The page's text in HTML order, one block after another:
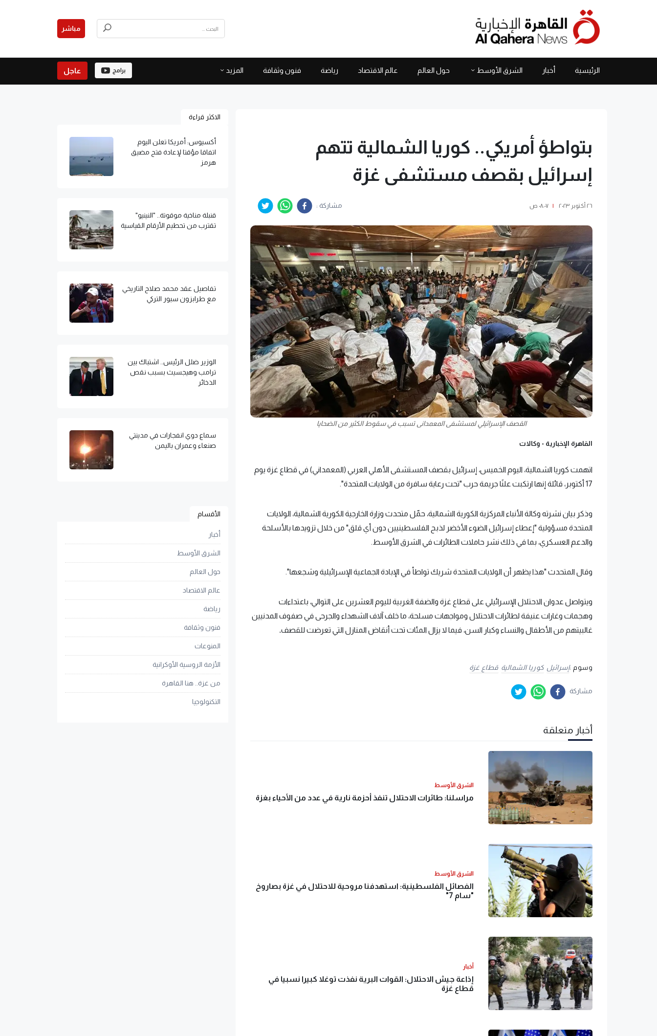
مباشر
الرئيسية أخبار الشرق الأوسط حول العالم عالم الاقتصاد رياضة فنون وثقافة المزيد برامج عاجل
بتواطؤ أمريكي.. كوريا الشمالية تتهم
إسرائيل بقصف مستشفى غزة
٢٦ أكتوبر ٢٠٢٣ | ٠٨:٠٧ ص مشاركة :
القصف الإسرائيلي لمستشفى المعمدانى تسبب في سقوط الكثير من الضحايا
القاهرة الإخبارية - وكالات
اتهمت كوريا الشمالية، اليوم الخميس، إسرائيل بقصف المستشفى الأهلي العربي (المعمداني) في قطاع غزة يوم
17 أكتوبر، قائلة إنها ارتكبت علنًا ​​جريمة حرب "تحت رعاية سافرة من الولايات المتحدة".
وذكر بيان نشرته وكالة الأنباء المركزية الكورية الشمالية، حمّل متحدث وزارة الخارجية الكورية الشمالية، الولايات
المتحدة مسؤولية "إعطاء إسرائيل الضوء الأخضر لذبح الفلسطينيين دون أي قلق" من خلال تزويدها بالأسلحة
والدعم العسكري، بما في ذلك نشر حاملات الطائرات في الشرق الأوسط.
وقال المتحدث "هذا يظهر أن الولايات المتحدة شريك تواطأ في الإبادة الجماعية الإسرائيلية وشجعها".
ويتواصل عدوان الاحتلال الإسرائيلي على قطاع غزة والضفة الغربية لليوم العشرين على التوالي، باعتداءات
وهجمات وغارات عنيفة لطائرات الاحتلال ومواجهات مسلحة، ما خلف آلاف الشهداء والجرحى في صفوف المدنيين
غالبيتهم من الأطفال والنساء وكبار السن، فيما لا يزال المئات تحت أنقاض المنازل التي تعرضت للقصف.
وسوم :إسرائيل كوريا الشمالية قطاع غزة
مشاركة
أخبار متعلقة
الشرق الأوسط
مراسلنا: طائرات الاحتلال تنفذ أحزمة نارية في عدد من الأحياء بغزة
الشرق الأوسط
الفصائل الفلسطينية: استهدفنا مروحية للاحتلال في غزة بصاروخ
"سام 7"
أخبار
إذاعة جيش الاحتلال: القوات البرية نفذت توغلا كبيرا نسبيا في
قطاع غزة
الاكثر قراءة
أكسيوس: أمريكا تعلن اليوم
اتفاقا مؤقتا لإعادة فتح مضيق
هرمز
قنبلة مناخية موقوتة.. "النينيو"
تقترب من تحطيم الأرقام القياسية
تفاصيل عقد محمد صلاح التاريخي
مع طرابزون سبور التركي
الوزير ضلل الرئيس.. اشتباك بين
ترامب وهيجسيث بسبب نقص
الذخائر
سماع دوي انفجارات في مدينتي
صنعاء وعمران باليمن
الأقسام
أخبار
الشرق الأوسط
حول العالم
عالم الاقتصاد
رياضة
فنون وثقافة
المنوعات
الأزمة الروسية الأوكرانية
من غزة.. هنا القاهرة
التكنولوجيا